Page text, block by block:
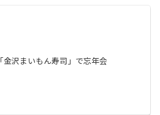
「金沢まいもん寿司」で忘年会